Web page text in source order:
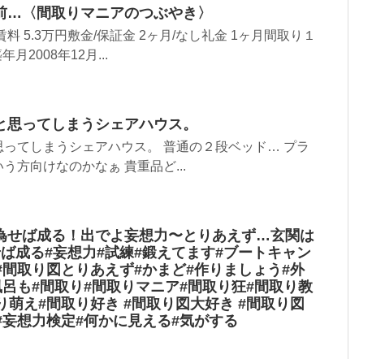
…〈間取りマニアのつぶやき〉
5.3万円敷金/保証金 2ヶ月/なし礼金 1ヶ月間取り１
月2008年12月...
ってしまうシェアハウス。
てしまうシェアハウス。 普通の２段ベッド… プラ
方向けなのかなぁ 貴重品ど...
ば成る！出でよ妄想力〜とりあえず…玄関は
成る#妄想力#試練#鍛えてます#ブートキャン
取り図とりあえず#かまど#作りましょう#外
も#間取り#間取りマニア#間取り狂#間取り教
萌え#間取り好き #間取り図大好き #間取り図
想力検定#何かに見える#気がする